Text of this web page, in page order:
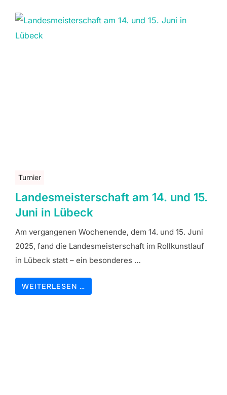
Turnier
Landesmeisterschaft am 14. und 15.
Juni in Lübeck
Am vergangenen Wochenende, dem 14. und 15. Juni
2025, fand die Landesmeisterschaft im Rollkunstlauf
in Lübeck statt – ein besonderes …
WEITERLESEN …